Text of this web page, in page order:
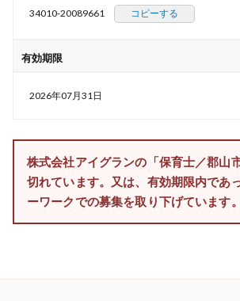
34010-20089661 コピーする
有効期限
2026年07月31日
株式会社アイグランの「保育士／郡山
切れています。又は、有効期限内であ
ーワークでの募集を取り下げています。